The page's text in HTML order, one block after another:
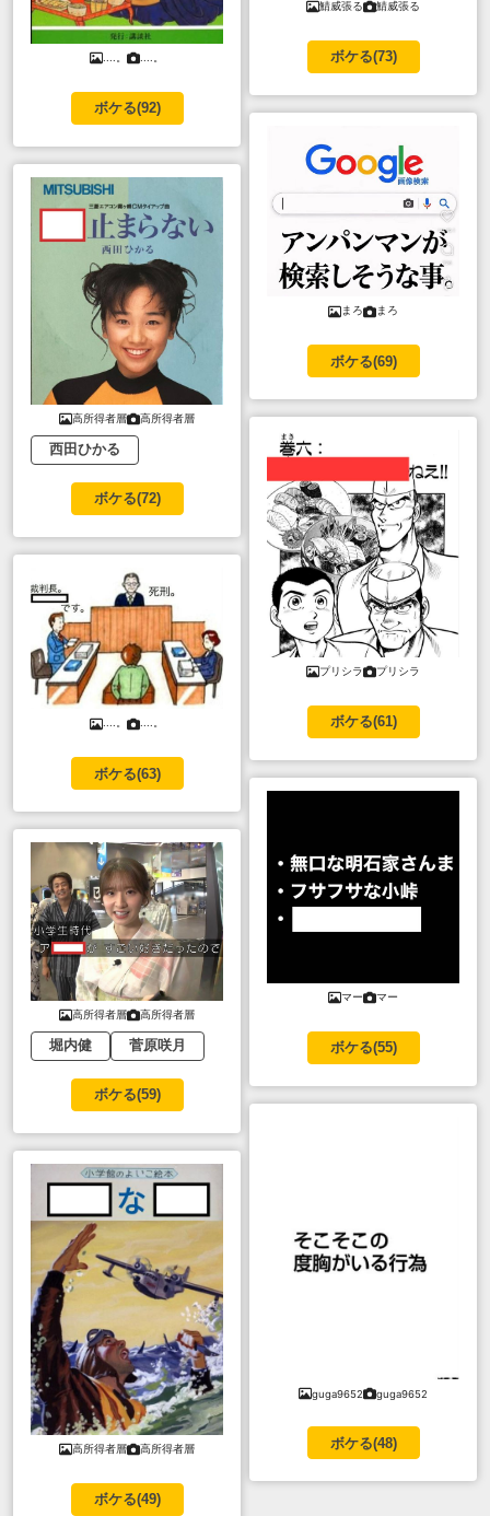
ボケる(92)
高所得者層 高所得者層
西田ひかる
ボケる(72)
....。 ....。
ボケる(63)
高所得者層 高所得者層
堀内健 菅原咲月
ボケる(59)
高所得者層 高所得者層
ボケる(49)
鯖威張る 鯖威張る
ボケる(73)
まろ まろ
ボケる(69)
プリシラ プリシラ
ボケる(61)
マー マー
ボケる(55)
guga9652 guga9652
ボケる(48)